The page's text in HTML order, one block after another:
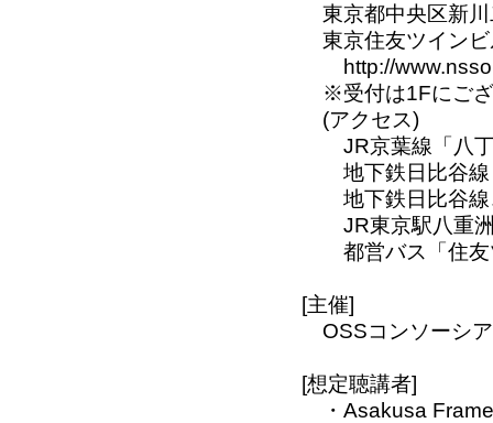
東京都中央区新川
東京住友ツインビ
http://
※受付は1Fにござ
(アクセス)
JR京葉線「八丁
地下鉄日比谷線「
地下鉄日比谷線、
JR東京駅八重洲
都営バス「住友ツ
[主催]
OSSコンソーシア
[想定聴講者]
・Asakusa